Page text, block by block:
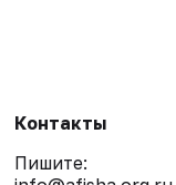
Контакты
Пишите: